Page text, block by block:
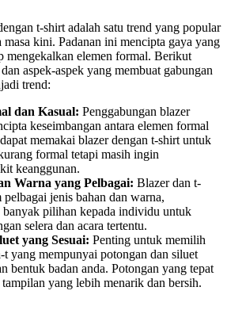
t-shirt adalah satu trend yang popular
kini. Padanan ini mencipta gaya yang
mengekalkan elemen formal. Berikut
aspek-aspek yang membuat gabungan
trend:
dan Kasual: Penggabungan blazer
keseimbangan antara elemen formal
memakai blazer dengan t-shirt untuk
formal tetapi masih ingin
keanggunan.
Warna yang Pelbagai: Blazer dan t-
pelbagai jenis bahan dan warna,
pilihan kepada individu untuk
selera dan acara tertentu.
yang Sesuai: Penting untuk memilih
t yang mempunyai potongan dan siluet
bentuk badan anda. Potongan yang tepat
yang lebih menarik dan bersih.